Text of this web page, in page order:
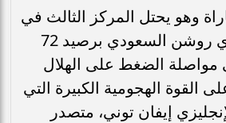
وهو يحتل المركز الثالث في
جدول ترتيب دوري روشن السعودي برصيد 72
مواصلة الضغط على الهلال
القوة الهجومية الكبيرة التي
إيفان توني، متصدر